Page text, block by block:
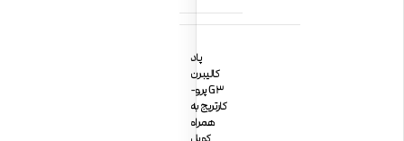
پاد
کالیبرن
G3 پرو-
کارتریج به
همراه